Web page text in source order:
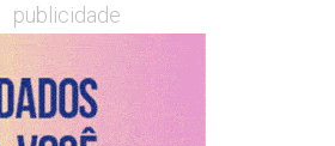
publicidade